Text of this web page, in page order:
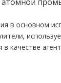
в основном
в качестве